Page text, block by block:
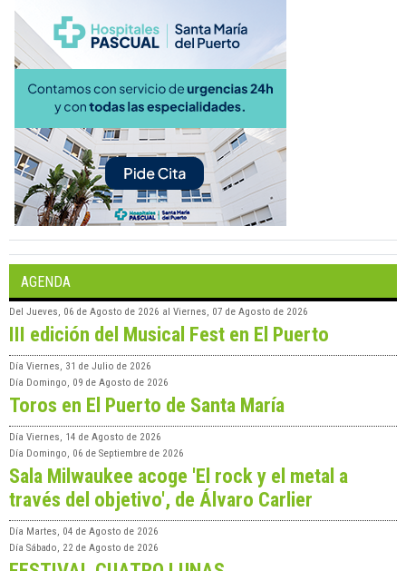
AGENDA
Del Jueves, 06 de Agosto de 2026 al Viernes, 07 de Agosto de 2026
III edición del Musical Fest en El Puerto
Día Viernes, 31 de Julio de 2026
Día Domingo, 09 de Agosto de 2026
Toros en El Puerto de Santa María
Día Viernes, 14 de Agosto de 2026
Día Domingo, 06 de Septiembre de 2026
Sala Milwaukee acoge 'El rock y el metal a
través del objetivo', de Álvaro Carlier
Día Martes, 04 de Agosto de 2026
Día Sábado, 22 de Agosto de 2026